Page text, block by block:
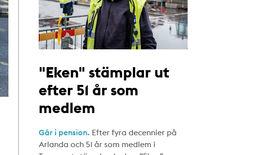
"Eken" stämplar ut
efter 51 år som
medlem
Går i pension. Efter fyra decennier på
Arlanda och 51 år som medlem i